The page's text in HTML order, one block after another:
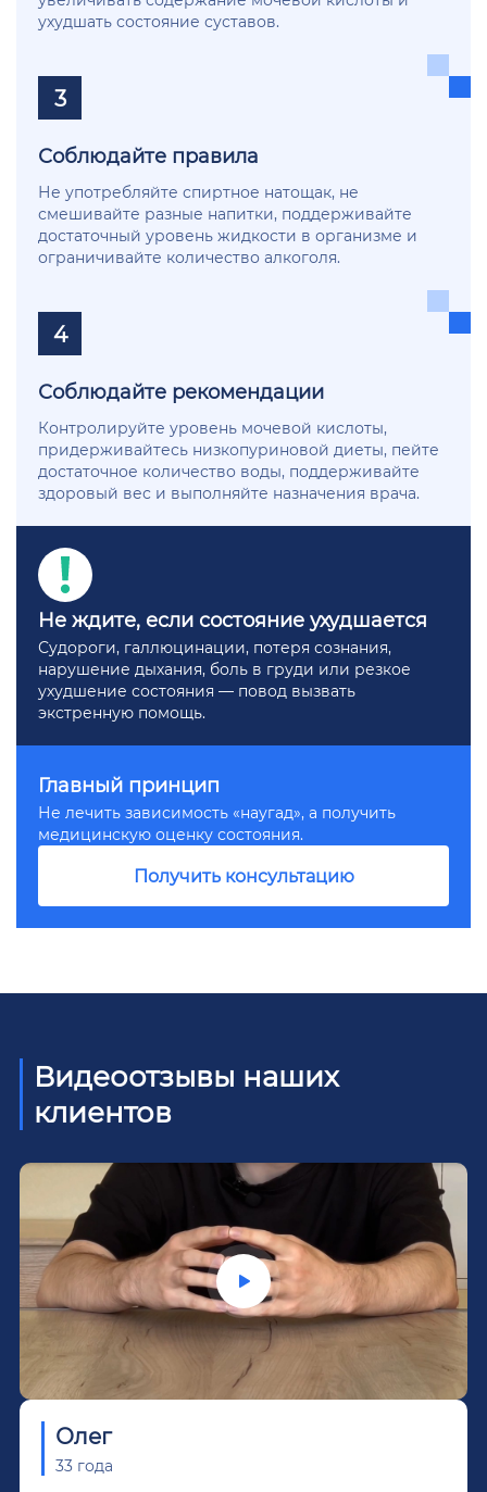
ухудшать состояние суставов.
3
Соблюдайте правила
Не употребляйте спиртное натощак, не
смешивайте разные напитки, поддерживайте
достаточный уровень жидкости в организме и
ограничивайте количество алкоголя.
4
Соблюдайте рекомендации
Контролируйте уровень мочевой кислоты,
придерживайтесь низкопуриновой диеты, пейте
достаточное количество воды, поддерживайте
здоровый вес и выполняйте назначения врача.
Не ждите, если состояние ухудшается
Судороги, галлюцинации, потеря сознания,
нарушение дыхания, боль в груди или резкое
ухудшение состояния — повод вызвать
экстренную помощь.
Главный принцип
Не лечить зависимость «наугад», а получить
медицинскую оценку состояния.
Получить консультацию
Видеоотзывы наших
клиентов
Олег
33 года